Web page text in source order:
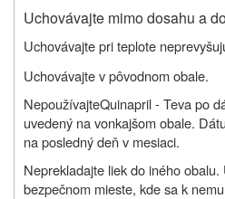
Uchovávajte mimo dosahu a
Uchovávajte pri teplote
Uchovávajte v pôvodnom obale.
NepoužívajteQuinapril - Teva po
uvedený navonkajšom obale.
na posledný deň v mesiaci.
Neprekladajte liek do iného
bezpečnom mieste, kde sa k